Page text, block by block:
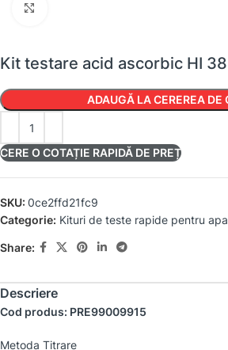
Kit testare acid ascorbic HI
ADAUGĂ LA CEREREA DE
CERE O COTAȚIE RAPIDĂ DE PREȚ
SKU: 0ce2ffd21fc9
Categorie: Kituri de teste rapide pentru apa
Share:
Descriere
Cod produs: PRE99009915
Metoda Titrare